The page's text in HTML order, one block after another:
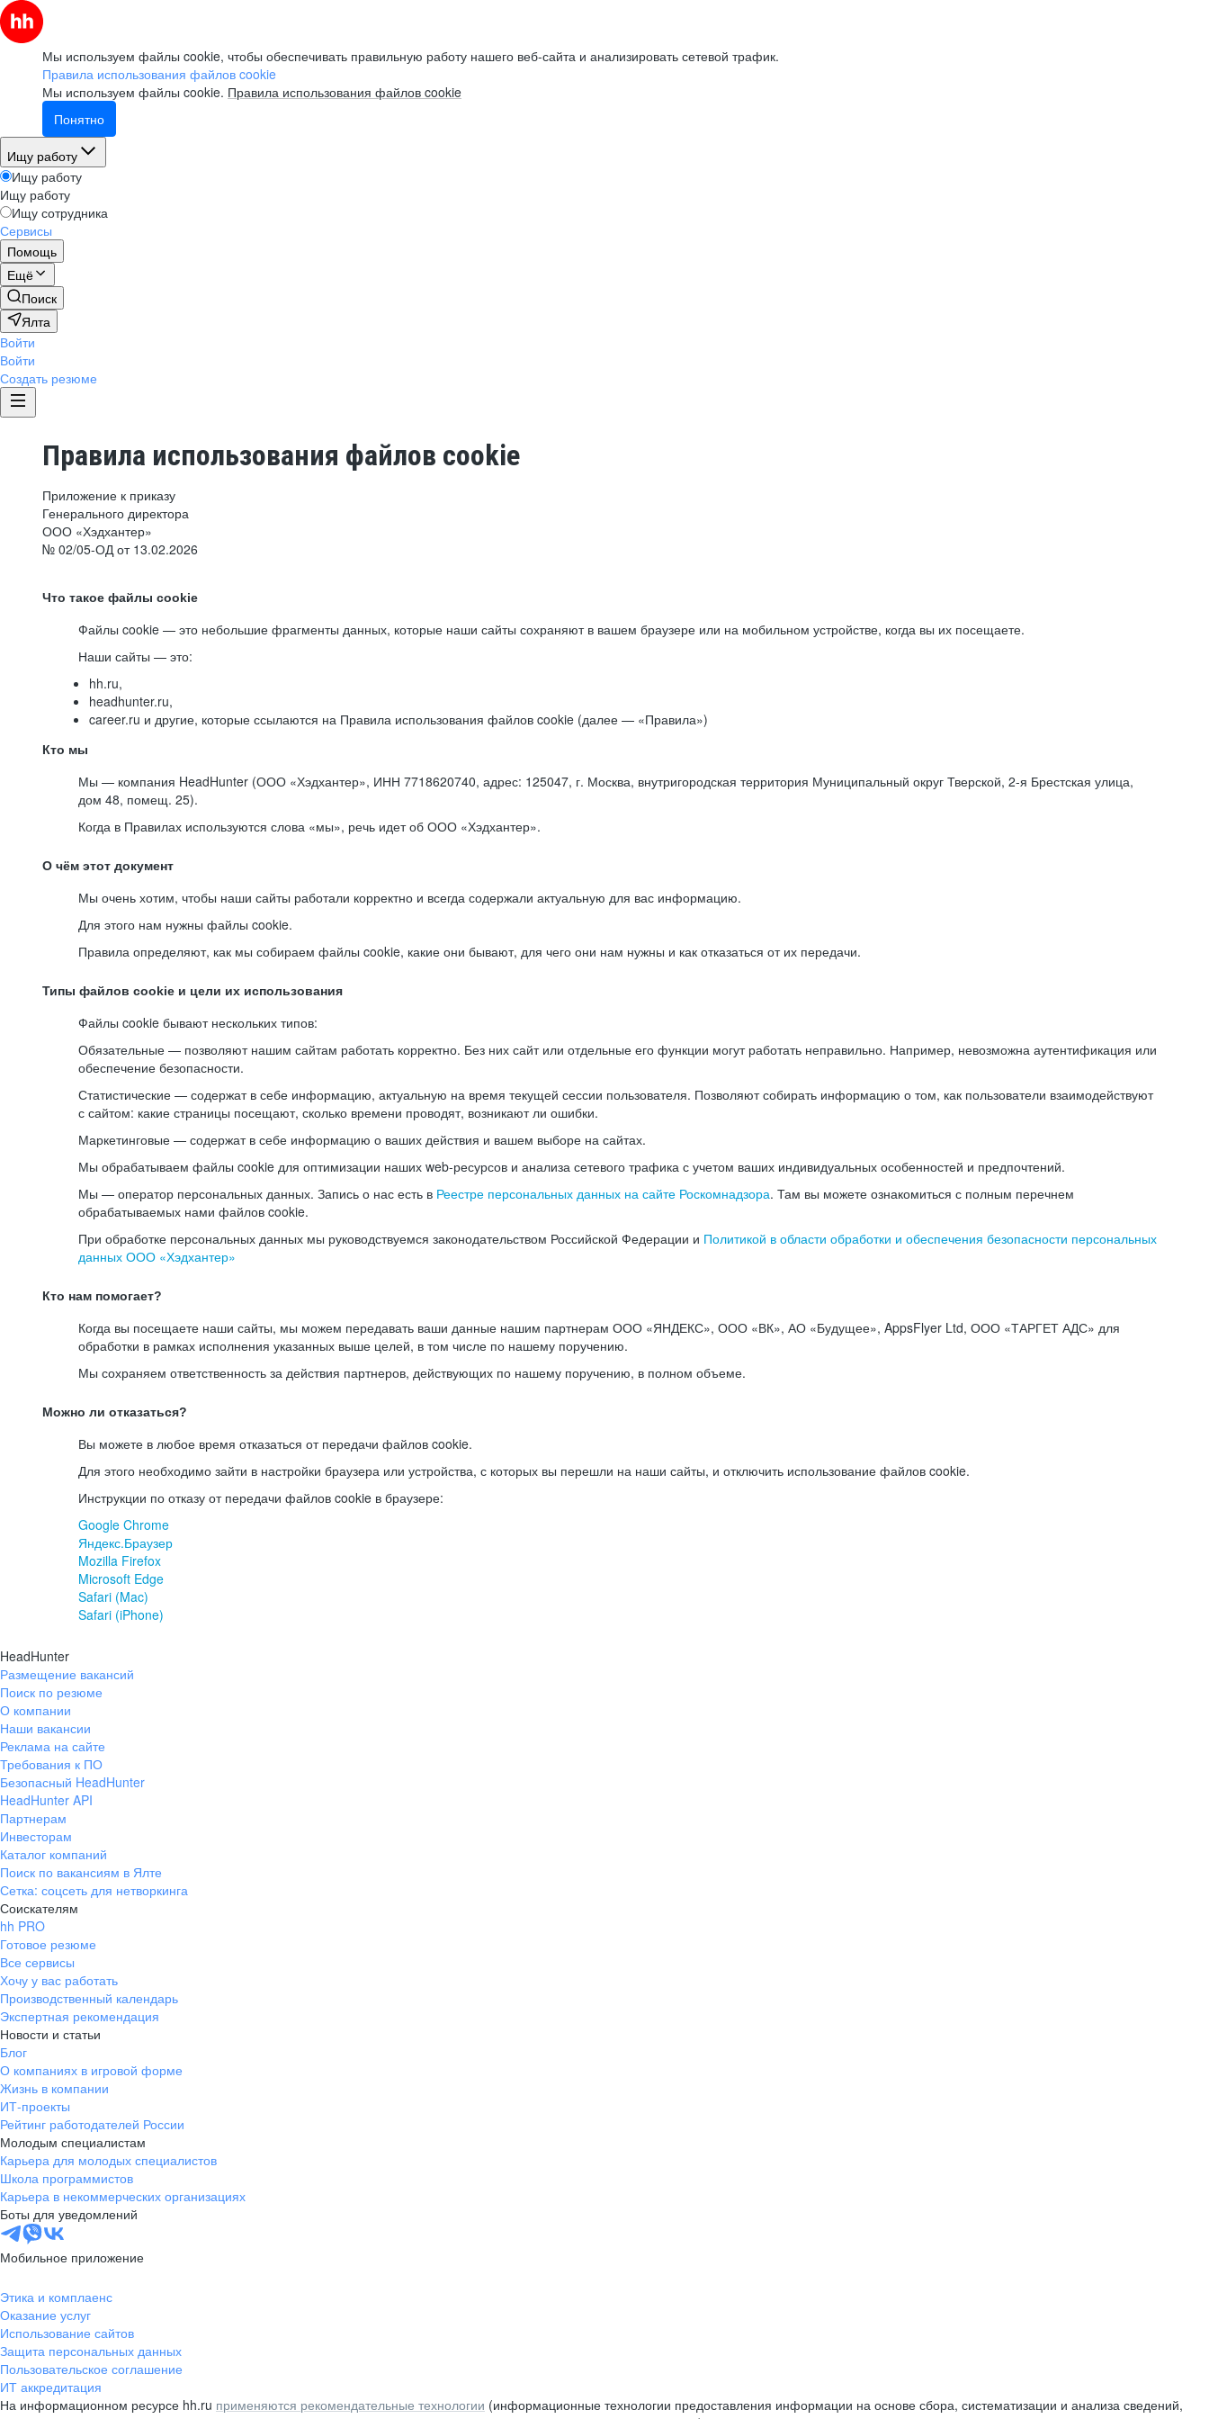
Мы используем файлы cookie, чтобы обеспечивать правильную работу нашего веб-сайта и анализировать сетевой трафик.
Правила использования файлов cookie
Мы используем файлы cookie. Правила использования файлов cookie
Понятно
Ищу работу
Ищу работу
Ищу работу
Ищу сотрудника
Сервисы
Помощь
Ещё
Поиск
Ялта
Войти
Войти
Создать резюме
Правила использования файлов cookie
Приложение к приказу
Генерального директора
ООО «Хэдхантер»
№ 02/05-ОД от 13.02.2026
Что такое файлы cookie
Файлы cookie — это небольшие фрагменты данных, которые наши сайты сохраняют в вашем браузере или на мобильном устройстве, когда вы их посещаете.
Наши сайты — это:
hh.ru,
headhunter.ru,
career.ru и другие, которые ссылаются на Правила использования файлов cookie (далее — «Правила»)
Кто мы
Мы — компания HeadHunter (ООО «Хэдхантер», ИНН 7718620740, адрес: 125047, г. Москва, внутригородская территория Муниципальный округ Тверской, 2-я Брестская улица,
дом 48, помещ. 25).
Когда в Правилах используются слова «мы», речь идет об ООО «Хэдхантер».
О чём этот документ
Мы очень хотим, чтобы наши сайты работали корректно и всегда содержали актуальную для вас информацию.
Для этого нам нужны файлы cookie.
Правила определяют, как мы собираем файлы cookie, какие они бывают, для чего они нам нужны и как отказаться от их передачи.
Типы файлов cookie и цели их использования
Файлы cookie бывают нескольких типов:
Обязательные — позволяют нашим сайтам работать корректно. Без них сайт или отдельные его функции могут работать неправильно. Например, невозможна аутентификация или
обеспечение безопасности.
Статистические — содержат в себе информацию, актуальную на время текущей сессии пользователя. Позволяют собирать информацию о том, как пользователи взаимодействуют
с сайтом: какие страницы посещают, сколько времени проводят, возникают ли ошибки.
Маркетинговые — содержат в себе информацию о ваших действия и вашем выборе на сайтах.
Мы обрабатываем файлы cookie для оптимизации наших web-ресурсов и анализа сетевого трафика с учетом ваших индивидуальных особенностей и предпочтений.
Мы — оператор персональных данных. Запись о нас есть в Реестре персональных данных на сайте Роскомнадзора. Там вы можете ознакомиться с полным перечнем
обрабатываемых нами файлов cookie.
При обработке персональных данных мы руководствуемся законодательством Российской Федерации и Политикой в области обработки и обеспечения безопасности персональных
данных ООО «Хэдхантер»
Кто нам помогает?
Когда вы посещаете наши сайты, мы можем передавать ваши данные нашим партнерам ООО «ЯНДЕКС», ООО «ВК», АО «Будущее», AppsFlyer Ltd, ООО «ТАРГЕТ АДС» для
обработки в рамках исполнения указанных выше целей, в том числе по нашему поручению.
Мы сохраняем ответственность за действия партнеров, действующих по нашему поручению, в полном объеме.
Можно ли отказаться?
Вы можете в любое время отказаться от передачи файлов cookie.
Для этого необходимо зайти в настройки браузера или устройства, с которых вы перешли на наши сайты, и отключить использование файлов cookie.
Инструкции по отказу от передачи файлов cookie в браузере:
Google Chrome
Яндекс.Браузер
Mozilla Firefox
Microsoft Edge
Safari (Mac)
Safari (iPhone)
HeadHunter
Размещение вакансий
Поиск по резюме
О компании
Наши вакансии
Реклама на сайте
Требования к ПО
Безопасный HeadHunter
HeadHunter API
Партнерам
Инвесторам
Каталог компаний
Поиск по вакансиям в Ялте
Сетка: соцсеть для нетворкинга
Соискателям
hh PRO
Готовое резюме
Все сервисы
Хочу у вас работать
Производственный календарь
Экспертная рекомендация
Новости и статьи
Блог
О компаниях в игровой форме
Жизнь в компании
ИТ-проекты
Рейтинг работодателей России
Молодым специалистам
Карьера для молодых специалистов
Школа программистов
Карьера в некоммерческих организациях
Боты для уведомлений
Мобильное приложение
Этика и комплаенс
Оказание услуг
Использование сайтов
Защита персональных данных
Пользовательское соглашение
ИТ аккредитация
На информационном ресурсе hh.ru применяются рекомендательные технологии (информационные технологии предоставления информации на основе сбора, систематизации и анализа сведений,